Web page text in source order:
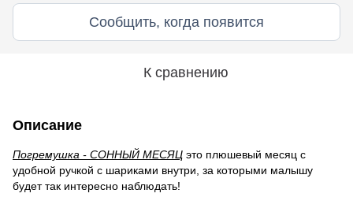
Сообщить, когда появится
К сравнению
Описание
Погремушка - СОННЫЙ МЕСЯЦ это плюшевый месяц с
удобной ручкой с шариками внутри, за которыми малышу
будет так интересно наблюдать!